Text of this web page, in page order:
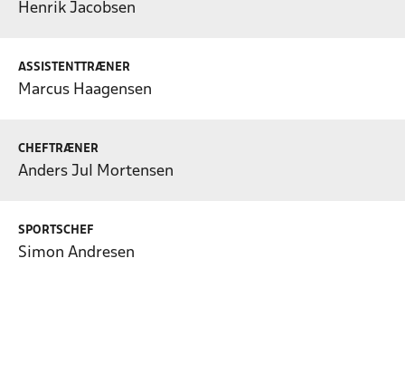
Henrik Jacobsen
ASSISTENTTRÆNER
Marcus Haagensen
CHEFTRÆNER
Anders Jul Mortensen
SPORTSCHEF
Simon Andresen